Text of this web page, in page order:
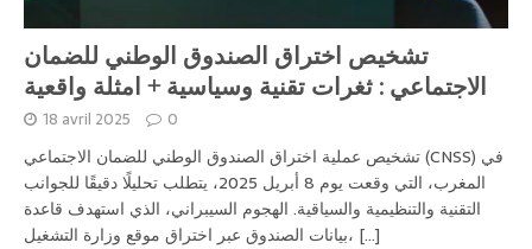
تشخيص اختراق الصندوق الوطني للضمان
الاجتماعي : ثغرات تقنية وسياسية + امثلة واقعية
18 avril 2025 0
تشخيص عملية اختراق الصندوق الوطني للضمان الاجتماعي (CNSS) في
المغرب، التي وقعت يوم 8 أبريل 2025، يتطلب تحليلًا دقيقًا للجوانب
التقنية والتنظيمية والسياقية. الهجوم السيبراني، الذي استهدف قاعدة
بيانات الصندوق عبر اختراق موقع وزارة التشغيل، [...]